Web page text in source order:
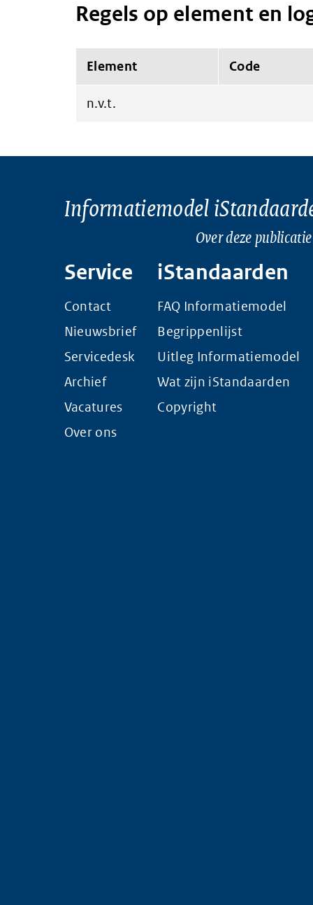
Regels op element en
Element Code
n.v.t.
Informatiemodel
Over deze publicatie
Service
Contact
Nieuwsbrief
Servicedesk
Archief
Vacatures
Over ons
iStandaarden
FAQ Informatiemodel
Begrippenlijst
Uitleg Informatiemodel
Wat zijn iStandaarden
Copyright